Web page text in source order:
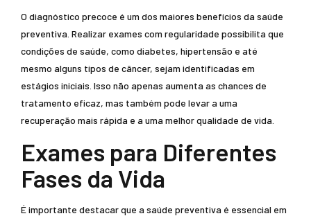
O diagnóstico precoce é um dos maiores benefícios da saúde
preventiva. Realizar exames com regularidade possibilita que
condições de saúde, como diabetes, hipertensão e até
mesmo alguns tipos de câncer, sejam identificadas em
estágios iniciais. Isso não apenas aumenta as chances de
tratamento eficaz, mas também pode levar a uma
recuperação mais rápida e a uma melhor qualidade de vida.
Exames para Diferentes
Fases da Vida
É importante destacar que a saúde preventiva é essencial em